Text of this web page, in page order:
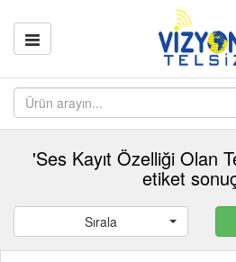
'Ses Kayıt Özelliği Olan
etiket
Sırala